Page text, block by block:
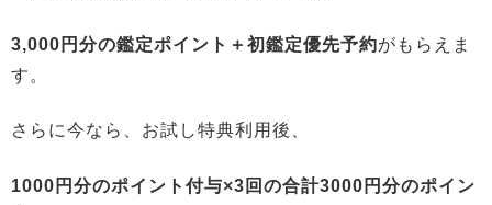
3,000円分の鑑定ポイント＋初鑑定優先予約がもらえま
す。
さらに今なら、お試し特典利用後、
1000円分のポイント付与×3回の合計3000円分のポイン